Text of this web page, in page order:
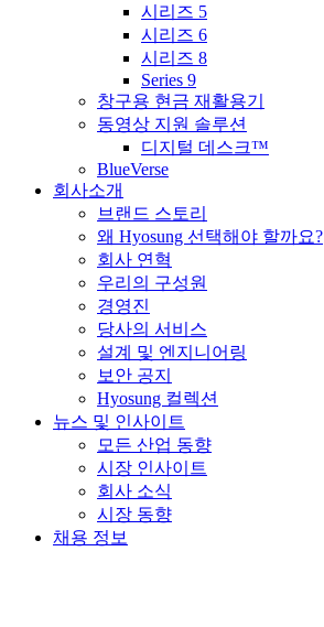
시리즈 5
시리즈 6
시리즈 8
Series 9
창구용 현금 재활용기
동영상 지원 솔루션
디지털 데스크™
BlueVerse
회사소개
브랜드 스토리
왜 Hyosung 선택해야 할까요?
회사 연혁
우리의 구성원
경영진
당사의 서비스
설계 및 엔지니어링
보안 공지
Hyosung 컬렉션
뉴스 및 인사이트
모든 산업 동향
시장 인사이트
회사 소식
시장 동향
채용 정보